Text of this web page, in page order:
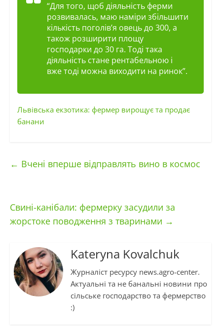
“Для того, щоб діяльність ферми
розвивалась, маю наміри збільшити
кількість поголів’я овець до 300, а
також розширити площу
господарки до 30 га. Тоді така
діяльність стане рентабельною і
вже тоді можна виходити на ринок”.
Львівська екзотика: фермер вирощує та продає
банани
← Вчені вперше відправлять вино в космос
Свині-канібали: фермерку засудили за
жорстоке поводження з тваринами →
Kateryna Kovalchuk
Журналіст ресурсу news.agro-center.
Актуальні та не банальні новини про
сільське господарство та фермерство
:)